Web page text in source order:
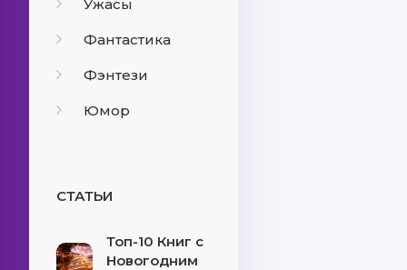
Ужасы
Фантастика
Фэнтези
Юмор
СТАТЬИ
Топ-10 Книг с
Новогодним